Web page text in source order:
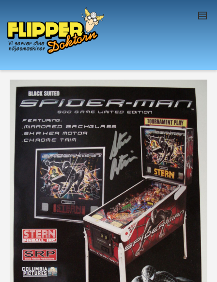
product
. Show
me thecolour